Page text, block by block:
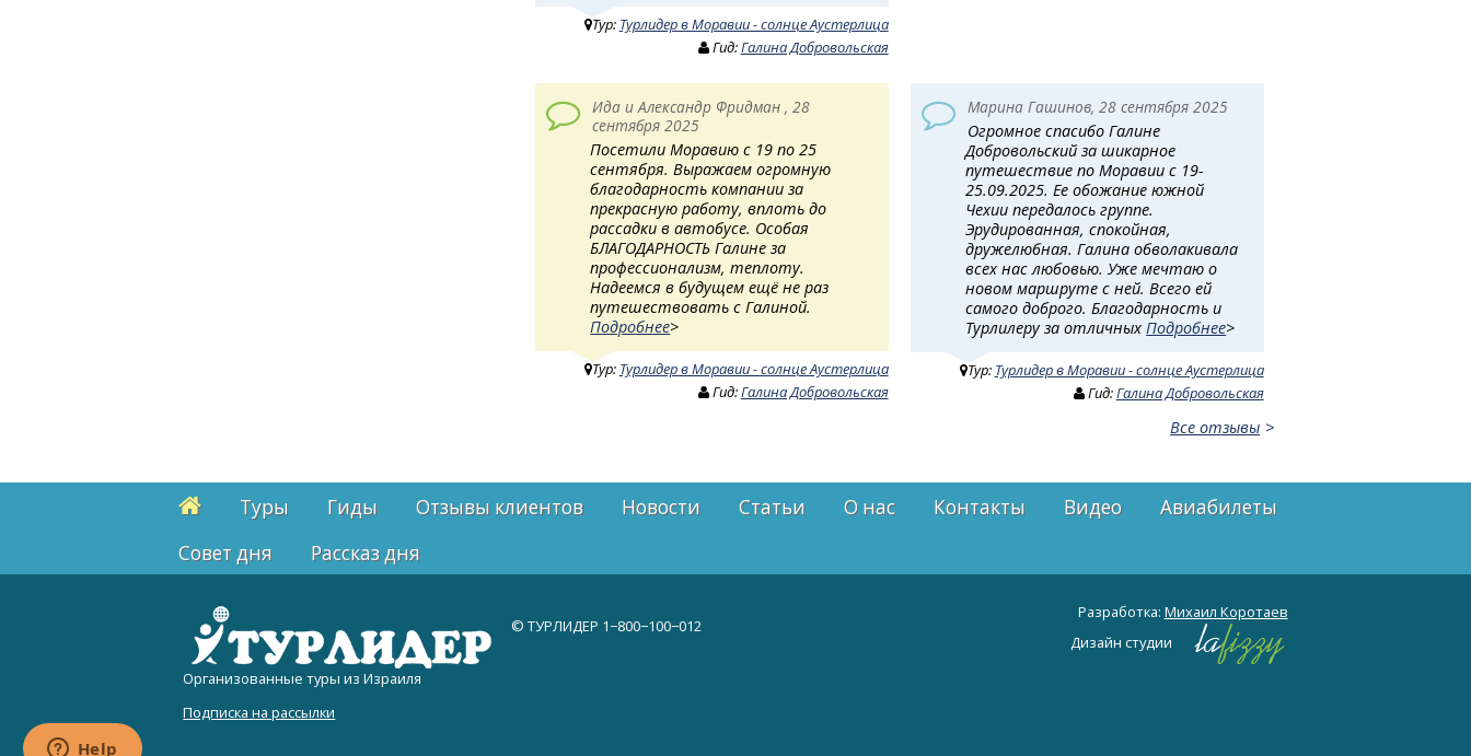
Тур: Турлидер в Моравии - солнце Аустерлица
Гид:Галина Добровольская
Ида и Александр Фридман , 28
сентября 2025
Посетили Моравию с 19 по 25
сентября. Выражаем огромную
благодарность компании за
прекрасную работу, вплоть до
рассадки в автобусе. Особая
БЛАГОДАРНОСТЬ Галине за
профессионализм, теплоту.
Надеемся в будущем ещё не раз
путешествовать с Галиной.
Подробнее>
Тур: Турлидер в Моравии - солнце Аустерлица
Гид:Галина Добровольская
Марина Гашинов, 28 сентября 2025
Огромное спасибо Галине
Добровольский за шикарное
путешествие по Моравии с 19-
25.09.2025. Ее обожание южной
Чехии передалось группе.
Эрудированная, спокойная,
дружелюбная. Галина обволакивала
всех нас любовью. Уже мечтаю о
новом маршруте с ней. Всего ей
самого доброго. Благодарность и
Турлилеру за отличных Подробнее>
Тур: Турлидер в Моравии - солнце Аустерлица
Гид:Галина Добровольская
Все отзывы
Туры Гиды Отзывы клиентов Новости Статьи О нас Контакты Видео
Авиабилеты
Cовет дня
Рассказ дня
© ТУРЛИДЕР 1−800−100−012
Организованные туры из Израиля
Подписка на рассылки
Разработка: Михаил Коротаев
Дизайн студии